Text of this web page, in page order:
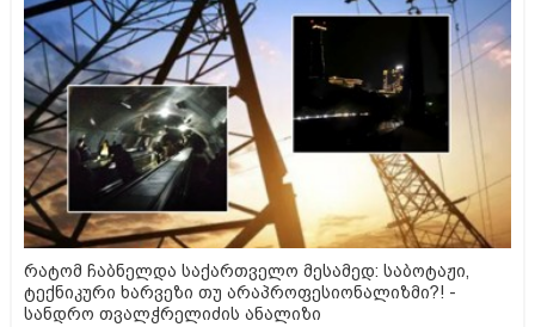
რატომ ჩაბნელდა საქართველო მესამედ: საბოტაჟი,
ტექნიკური ხარვეზი თუ არაპროფესიონალიზმი?! -
სანდრო თვალჭრელიძის ანალიზი